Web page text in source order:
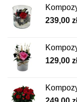
239,00
129,00